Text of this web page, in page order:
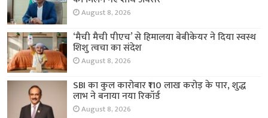
August 8, 2026
‘मैची मैची पीएच’ से हिमालया बेबीकेयर ने दिया स्वस्थ
शिशु त्वचा का संदेश
August 8, 2026
SBI का कुल कारोबार ₹110 लाख करोड़ के पार, शुद्ध
लाभ ने बनाया नया रिकॉर्ड
August 8, 2026